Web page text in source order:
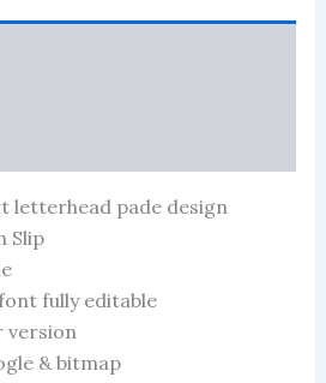
letterhead pade design
Slip
fully editable
version
& bitmap